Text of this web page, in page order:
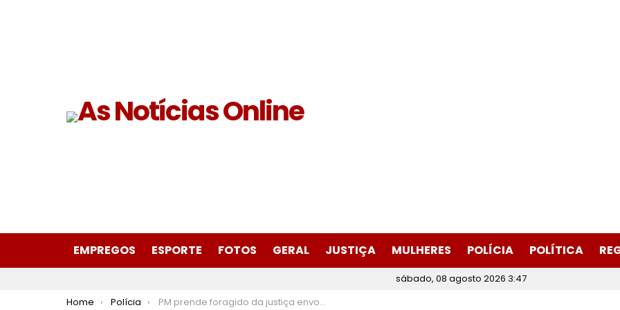
EMPREGOS ESPORTE FOTOS GERAL JUSTIÇA MULHERES POLÍCIA POLÍTICA
sábado, 08 agosto 2026 3:47
You are here:
Home Polícia PM prende foragido da justiça envolvido em troca de tiros com colete balístico, arma e munições no Madre Maria de Jesus em Itabira